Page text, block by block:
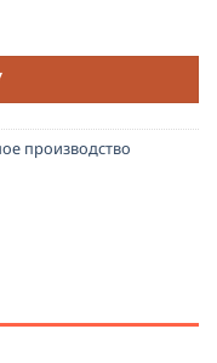
для хлеба в
производство